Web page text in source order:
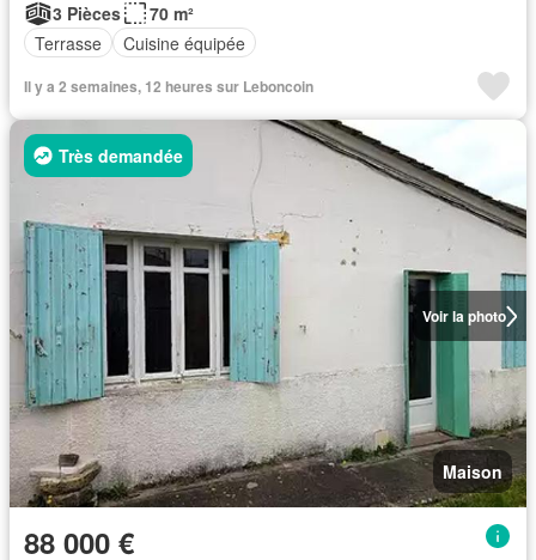
3 Pièces
70 m²
Terrasse
Cuisine équipée
Il y a 2 semaines, 12 heures sur Leboncoin
Voir la photo
Très demandée
Maison
88 000 €